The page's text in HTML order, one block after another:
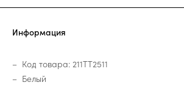
Информация
Код товара: 211TT2511
Белый